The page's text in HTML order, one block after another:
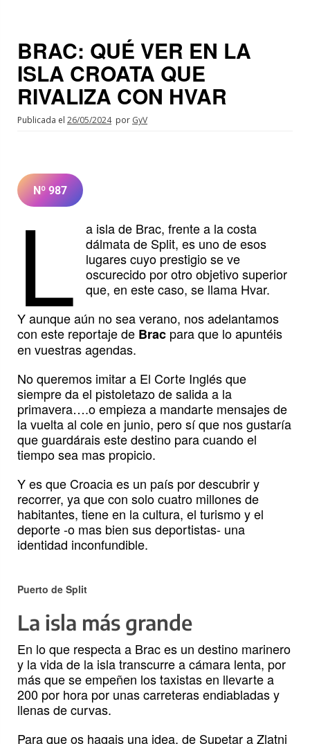
BRAC: QUÉ VER EN LA
ISLA CROATA QUE
RIVALIZA CON HVAR
Publicada el 26/05/2024 por GyV
Nº 987
L
a isla de Brac, frente a la costa
dálmata de Split, es uno de esos
lugares cuyo prestigio se ve
oscurecido por otro objetivo superior
que, en este caso, se llama Hvar.
Y aunque aún no sea verano, nos adelantamos
con este reportaje de Brac para que lo apuntéis
en vuestras agendas.
No queremos imitar a El Corte Inglés que
siempre da el pistoletazo de salida a la
primavera….o empieza a mandarte mensajes de
la vuelta al cole en junio, pero sí que nos gustaría
que guardárais este destino para cuando el
tiempo sea mas propicio.
Y es que Croacia es un país por descubrir y
recorrer, ya que con solo cuatro millones de
habitantes, tiene en la cultura, el turismo y el
deporte -o mas bien sus deportistas- una
identidad inconfundible.
Puerto de Split
La isla más grande
En lo que respecta a Brac es un destino marinero
y la vida de la isla transcurre a cámara lenta, por
más que se empeñen los taxistas en llevarte a
200 por hora por unas carreteras endiabladas y
llenas de curvas.
Para que os hagais una idea, de Supetar a Zlatni